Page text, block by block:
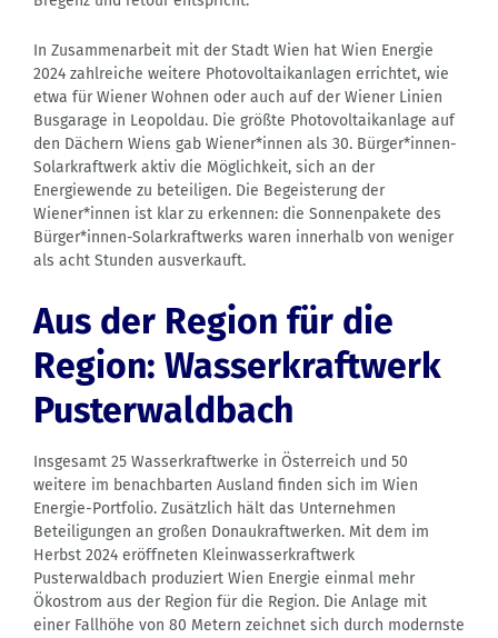
In Zusammenarbeit mit der Stadt Wien hat Wien Energie
2024 zahlreiche weitere Photovoltaikanlagen errichtet, wie
etwa für Wiener Wohnen oder auch auf der Wiener Linien
Busgarage in Leopoldau. Die größte Photovoltaikanlage auf
den Dächern Wiens gab Wiener*innen als 30. Bürger*innen-
Solarkraftwerk aktiv die Möglichkeit, sich an der
Energiewende zu beteiligen. Die Begeisterung der
Wiener*innen ist klar zu erkennen: die Sonnenpakete des
Bürger*innen-Solarkraftwerks waren innerhalb von weniger
als acht Stunden ausverkauft.
Aus der Region für die
Region: Wasserkraftwerk
Pusterwaldbach
Insgesamt 25 Wasserkraftwerke in Österreich und 50
weitere im benachbarten Ausland finden sich im Wien
Energie-Portfolio. Zusätzlich hält das Unternehmen
Beteiligungen an großen Donaukraftwerken. Mit dem im
Herbst 2024 eröffneten Kleinwasserkraftwerk
Pusterwaldbach produziert Wien Energie einmal mehr
Ökostrom aus der Region für die Region. Die Anlage mit
einer Fallhöhe von 80 Metern zeichnet sich durch modernste